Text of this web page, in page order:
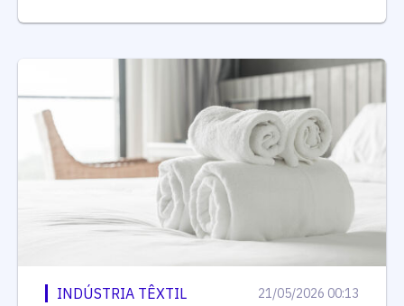
INDÚSTRIA TÊXTIL 21/05/2026 00:13